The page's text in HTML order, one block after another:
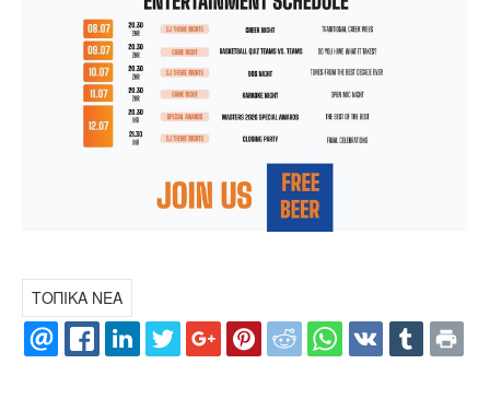
ΤΟΠΙΚΑ ΝΕΑ